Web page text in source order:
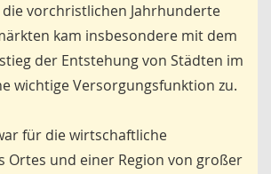
vorchristlichen Jahrhunderte
kam insbesondere mit dem
der Entstehung von Städten im
wichtige Versorgungsfunktion zu.
für die wirtschaftliche
Ortes und einer Region von großer